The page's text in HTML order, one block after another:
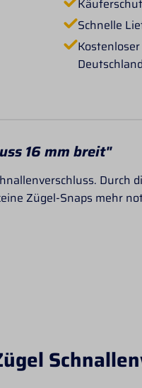
Schnelle
Deutschland
16 mm breit"
Durch
Zügel-Snaps mehr